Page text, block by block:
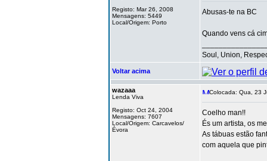
Registo: Mar 26, 2008
Mensagens: 5449
Local/Origem: Porto
Abusas-te na BC
Quando vens cá
Soul, Union,
Voltar acima
wazaaa
Lenda Viva
Registo: Oct 24, 2004
Mensagens: 7607
Local/Origem: Carcavelos/
Évora
Colocada: Qua, 23
Coelho man!!
És um artista, os
As tábuas estão
com aquela que